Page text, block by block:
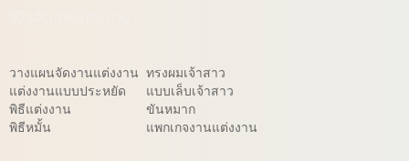
วางแผนจัดงานแต่งงาน
แต่งงานแบบประหยัด
พิธีแต่งงาน
พิธีหมั้น
ทรงผมเจ้าสาว
แบบเล็บเจ้าสาว
ขันหมาก
แพกเกจงานแต่งงาน